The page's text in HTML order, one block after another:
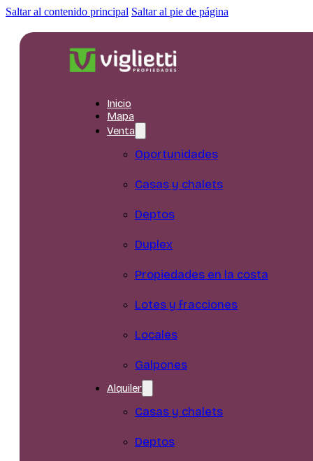
Saltar al contenido principal Saltar al pie de página
Inicio
Mapa
Venta
Oportunidades
Casas y chalets
Deptos
Duplex
Propiedades en la costa
Lotes y fracciones
Locales
Galpones
Alquiler
Casas y chalets
Deptos